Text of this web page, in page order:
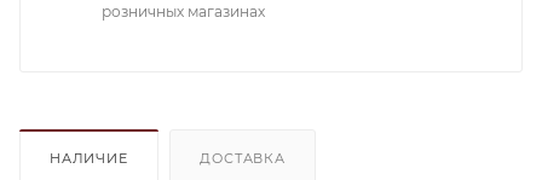
розничных магазинах
НАЛИЧИЕ ДОСТАВКА